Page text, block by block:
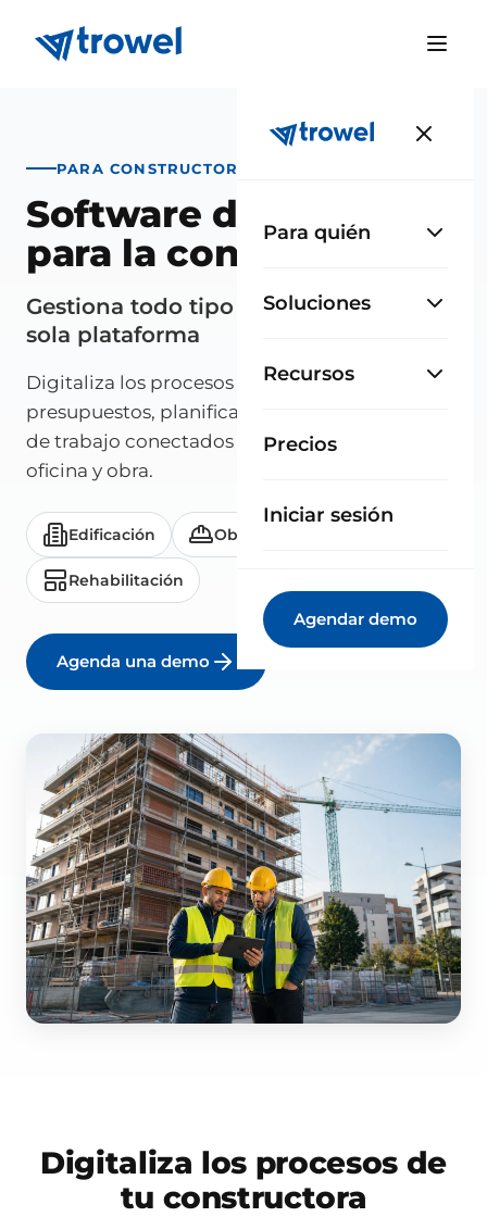
Para quién
Soluciones
Recursos
Precios
Iniciar sesión
Agendar demo
PARA CONSTRUCTORAS Y CONTRATISTAS
Software de gestión
para la construcción
Gestiona todo tipo de obras desde una
sola plataforma
Digitaliza los procesos de tu constructora:
presupuestos, planificación, compras y partes
de trabajo conectados en tiempo real entre
oficina y obra.
Edificación Obra civil
Rehabilitación
Agenda una demo
Digitaliza los procesos de
tu constructora